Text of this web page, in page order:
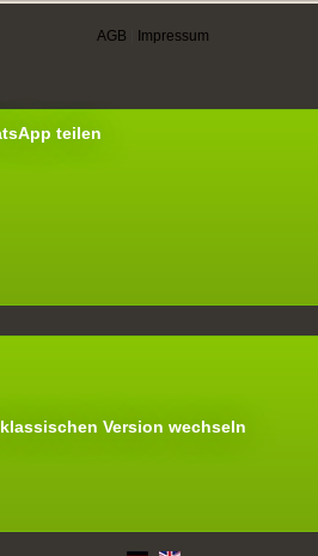
AGB Impressum
teilen
Version wechseln